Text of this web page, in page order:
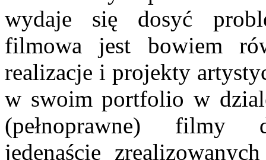
wydaje się dosyć
filmowa jest bowiem
realizacje i projekty
w swoim portfolio w
(pełnoprawne) filmy
jedenaście